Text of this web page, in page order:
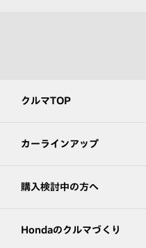
クルマTOP
カーラインアップ
購入検討中の方へ
Hondaのクルマづくり